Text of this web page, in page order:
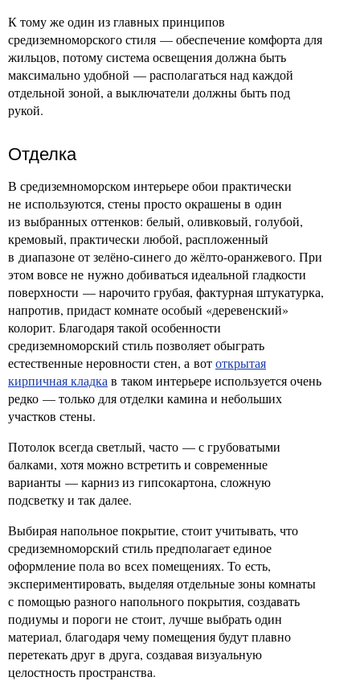
К тому же один из главных принципов
средиземноморского стиля — обеспечение комфорта для
жильцов, потому система освещения должна быть
максимально удобной — располагаться над каждой
отдельной зоной, а выключатели должны быть под
рукой.
Отделка
В средиземноморском интерьере обои практически
не используются, стены просто окрашены в один
из выбранных оттенков: белый, оливковый, голубой,
кремовый, практически любой, распложенный
в диапазоне от зелёно-синего до жёлто-оранжевого. При
этом вовсе не нужно добиваться идеальной гладкости
поверхности — нарочито грубая, фактурная штукатурка,
напротив, придаст комнате особый «деревенский»
колорит. Благодаря такой особенности
средиземноморский стиль позволяет обыграть
естественные неровности стен, а вототкрытая
кирпичная кладка в таком интерьере используется очень
редко — только для отделки камина и небольших
участков стены.
Потолок всегда светлый, часто — с грубоватыми
балками, хотя можно встретить и современные
варианты — карниз из гипсокартона, сложную
подсветку и так далее.
Выбирая напольное покрытие, стоит учитывать, что
средиземноморский стиль предполагает единое
оформление пола во всех помещениях. То есть,
экспериментировать, выделяя отдельные зоны комнаты
с помощью разного напольного покрытия, создавать
подиумы и пороги не стоит, лучше выбрать один
материал, благодаря чему помещения будут плавно
перетекать друг в друга, создавая визуальную
целостность пространства.